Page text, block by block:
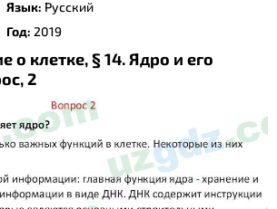
Язык: Русский
Год: 2019
о клетке, § 14. Ядро и его
2